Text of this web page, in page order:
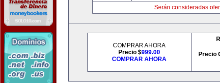
Serán consideradas
COMPRAR AHORA
Precio $999.00
COMPRAR AHORA
Precio